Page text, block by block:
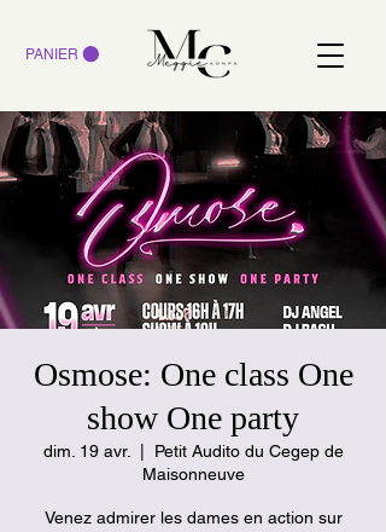
PANIER
Osmose: One class One
show One party
dim. 19 avr.
Petit Audito du Cegep de
Maisonneuve
Venez admirer les dames en action sur